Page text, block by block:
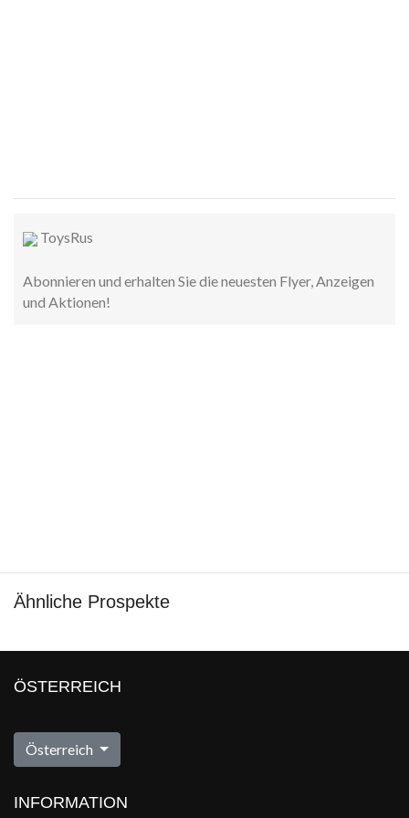
ToysRus
Abonnieren und erhalten Sie die neuesten Flyer, Anzeigen
und Aktionen!
Ähnliche Prospekte
ÖSTERREICH
Österreich
INFORMATION